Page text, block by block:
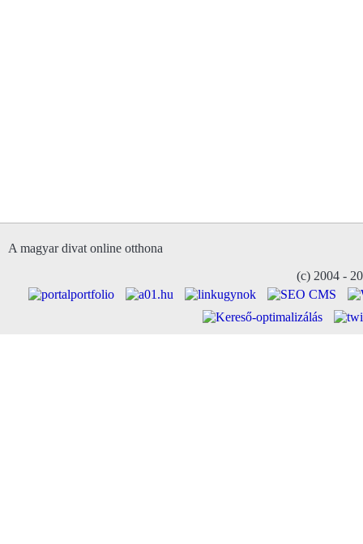
A magyar divat online otthona
(c) 2004 -